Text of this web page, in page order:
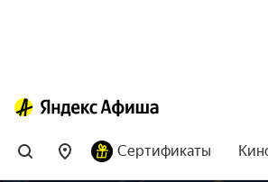
Сертификаты